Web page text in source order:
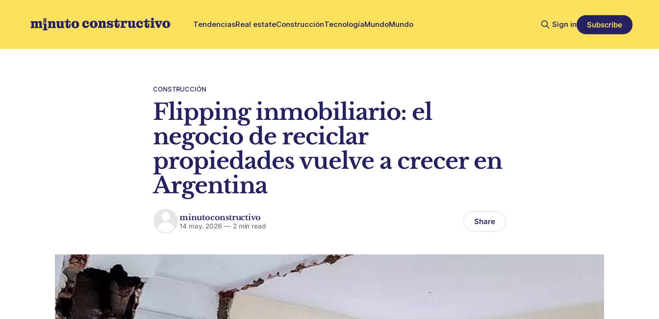
TendenciasReal estateConstrucciónTecnologíaMundoMundo Sign in Subscribe
CONSTRUCCIÓN
Flipping inmobiliario: el
negocio de reciclar
propiedades vuelve a crecer en
Argentina
minutoconstructivo
14 may. 2026 —2 min read Share